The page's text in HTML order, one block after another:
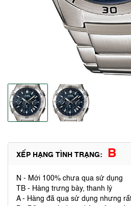
XẾP HẠNG TÌNH TRẠNG: B
N - Mới 100% chưa qua sử dụng
TB - Hàng trưng bày, thanh lý
A - Hàng đã qua sử dụng nhưng